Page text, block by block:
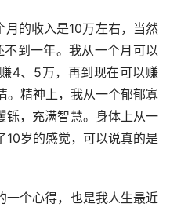
的收入是10万左右，当然
到一年。我从一个月可以
4、5万，再到现在可以赚
。精神上，我从一个郁郁寡
铄，充满智慧。身体上从一
岁的感觉，可以说真的是
一个心得，也是我人生最近